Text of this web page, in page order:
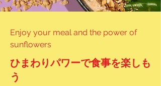
Enjoy your meal and the power of
sunflowers
ひまわりパワーで食事を楽しも
う